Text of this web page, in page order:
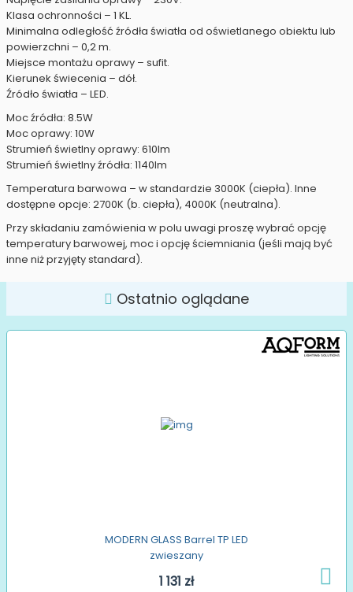
Klasa ochronności – 1 KL.
Minimalna odległość źródła światła od oświetlanego obiektu lub
powierzchni – 0,2 m.
Miejsce montażu oprawy – sufit.
Kierunek świecenia – dół.
Źródło światła – LED.
Moc źródła: 8.5W
Moc oprawy: 10W
Strumień świetlny oprawy: 610lm
Strumień świetlny źródła: 1140lm
Temperatura barwowa – w standardzie 3000K (ciepła). Inne
dostępne opcje: 2700K (b. ciepła), 4000K (neutralna).
Przy składaniu zamówienia w polu uwagi proszę wybrać opcję
temperatury barwowej, moc i opcję ściemniania (jeśli mają być
inne niż przyjęty standard).
Ostatnio oglądane
MODERN GLASS Barrel TP LED
zwieszany
1 131 zł